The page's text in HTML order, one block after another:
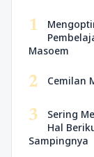
1
Masoem
2 Cemilan
3
Sering
Hal
Sampingnya